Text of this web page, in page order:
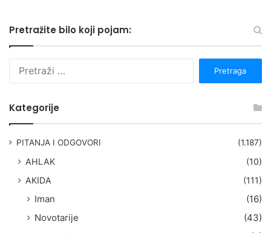
Pretražite bilo koji pojam:
Kategorije
PITANJA I ODGOVORI (1.187)
AHLAK
(10)
AKIDA
(111)
Iman
(16)
Novotarije
(43)